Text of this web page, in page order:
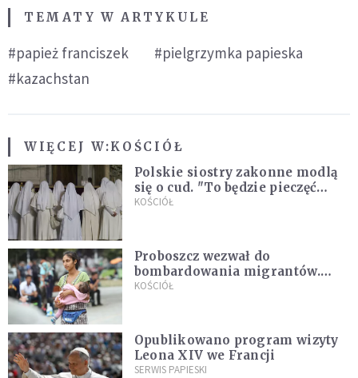
TEMATY W ARTYKULE
#papież franciszek
#pielgrzymka papieska
#kazachstan
WIĘCEJ W:KOŚCIÓŁ
Polskie siostry zakonne modlą
się o cud. "To będzie pieczęć
Pana Boga dla naszej wiary"
KOŚCIÓŁ
Proboszcz wezwał do
bombardowania migrantów.
"Masowy ogień przeciwko
KOŚCIÓŁ
Opublikowano program wizyty
Leona XIV we Francji
SERWIS PAPIESKI